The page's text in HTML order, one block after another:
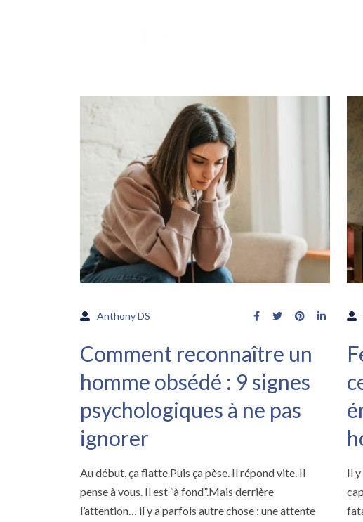
Anthony DS
Comment reconnaître un
homme obsédé : 9 signes
psychologiques à ne pas
ignorer
Au début, ça flatte.Puis ça pèse. Il répond vite. Il
pense à vous. Il est “à fond”.Mais derrière
l’attention… il y a parfois autre chose : une attente
Il